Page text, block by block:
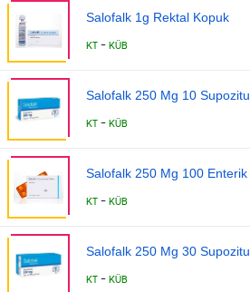
Salofalk 1g Rektal Kopuk
KT - KÜB
Salofalk 250 Mg 10
KT - KÜB
Salofalk 250 Mg 100 Enterik
KT - KÜB
Salofalk 250 Mg 30
KT - KÜB